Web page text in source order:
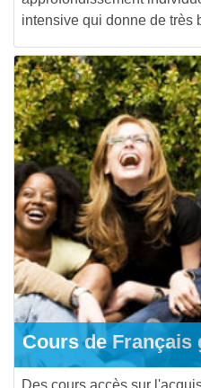
intensive qui donne de très
Cours de Français